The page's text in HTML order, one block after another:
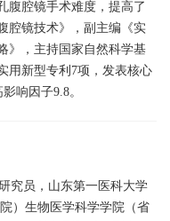
腹腔镜手术难度，提高了
腔镜技术》，副主编《实
》，主持国家自然科学基
用新型专利7项，发表核心
响因子9.8。
究员，山东第一医科大学
）生物医学科学学院（省